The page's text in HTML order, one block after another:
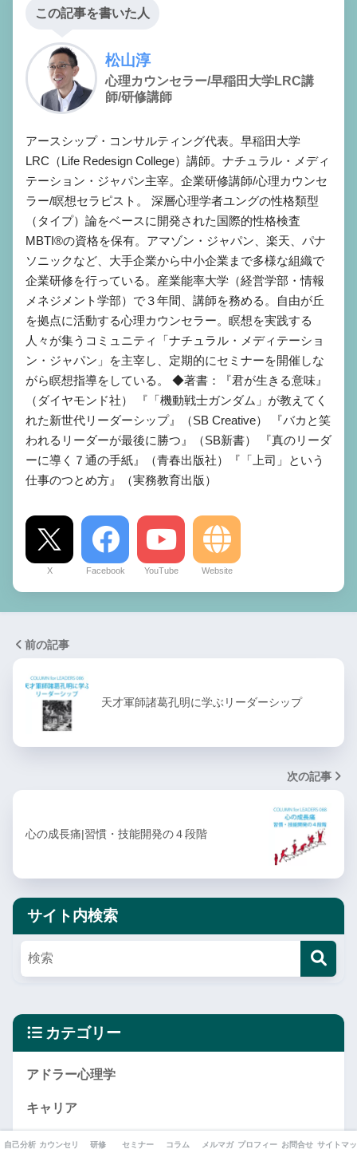
この記事を書いた人
松山淳
心理カウンセラー/早稲田大学LRC講
師/研修講師
アースシップ・コンサルティング代表。早稲田大学
LRC（Life Redesign College）講師。ナチュラル・メディ
テーション・ジャパン主宰。企業研修講師/心理カウンセ
ラー/瞑想セラピスト。 深層心理学者ユングの性格類型
（タイプ）論をベースに開発された国際的性格検査
MBTI®の資格を保有。アマゾン・ジャパン、楽天、パナ
ソニックなど、大手企業から中小企業まで多様な組織で
企業研修を行っている。産業能率大学（経営学部・情報
メネジメント学部）で３年間、講師を務める。自由が丘
を拠点に活動する心理カウンセラー。瞑想を実践する
人々が集うコミュニティ「ナチュラル・メディテーショ
ン・ジャパン」を主宰し、定期的にセミナーを開催しな
がら瞑想指導をしている。 ◆著書：『君が生きる意味』
（ダイヤモンド社） 『「機動戦士ガンダム」が教えてく
れた新世代リーダーシップ』（SB Creative） 『バカと笑
われるリーダーが最後に勝つ』（SB新書） 『真のリーダ
ーに導く７通の手紙』（青春出版社）『「上司」という
仕事のつとめ方』（実務教育出版）
X Facebook YouTube Website
前の記事
天才軍師諸葛孔明に学ぶリーダーシップ
次の記事
心の成長痛|習慣・技能開発の４段階
サイト内検索
カテゴリー
アドラー心理学
キャリア
セミナー
自己分析 カウンセリング研修 セミナー コラム メルマガ プロフィールお問合せ サイトマ